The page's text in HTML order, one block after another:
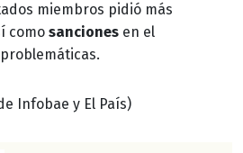
miembros pidió más
como sanciones en el
Infobae y El País)